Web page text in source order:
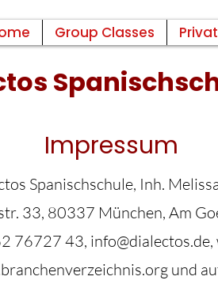
Group Classes
Impressum
Spanischschule, Inh.
33, 80337 München, Am
76727 43, info@dialectos.de,
und